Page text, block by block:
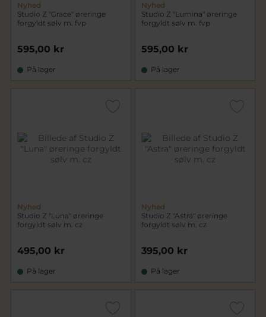
Nyhed
Studio Z "Grace" øreringe
forgyldt sølv m. fvp
595,00 kr
På lager
Nyhed
Studio Z "Lumina" øreringe
forgyldt sølv m. fvp
595,00 kr
På lager
Nyhed
Studio Z "Luna" øreringe
forgyldt sølv m. cz
495,00 kr
På lager
Nyhed
Studio Z "Astra" øreringe
forgyldt sølv m. cz
395,00 kr
På lager